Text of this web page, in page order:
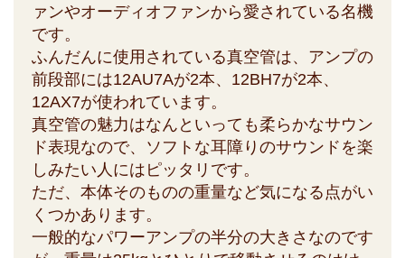
ァンやオーディオファンから愛されている名機
です。
ふんだんに使用されている真空管は、アンプの
前段部には12AU7Aが2本、12BH7が2本、
12AX7が使われています。
真空管の魅力はなんといっても柔らかなサウン
ド表現なので、ソフトな耳障りのサウンドを楽
しみたい人にはピッタリです。
ただ、本体そのものの重量など気になる点がい
くつかあります。
一般的なパワーアンプの半分の大きさなのです